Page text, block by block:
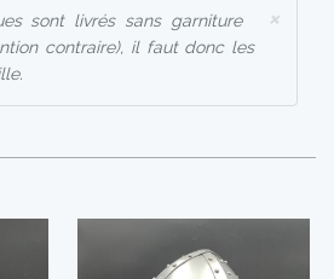
×
sont livrés sans garniture
contraire), il faut donc les